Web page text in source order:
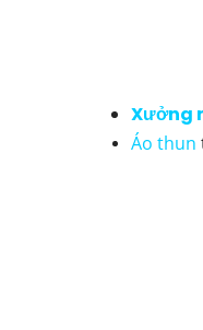
Xưởng
Áo thun